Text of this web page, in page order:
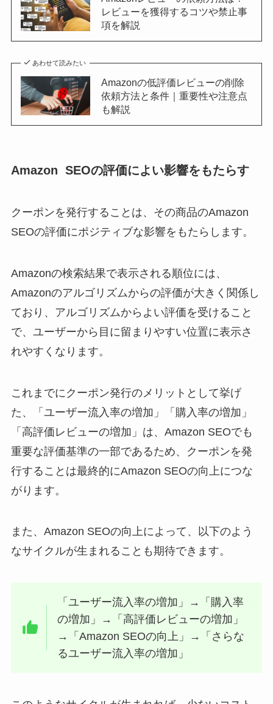
レビューを獲得するコツや禁止事
項を解説
あわせて読みたい
Amazonの低評価レビューの削除
依頼方法と条件｜重要性や注意点
も解説
Amazon SEOの評価によい影響をもたらす
クーポンを発行することは、その商品のAmazon
SEOの評価にポジティブな影響をもたらします。
Amazonの検索結果で表示される順位には、
Amazonのアルゴリズムからの評価が大きく関係し
ており、アルゴリズムからよい評価を受けること
で、ユーザーから目に留まりやすい位置に表示さ
れやすくなります。
これまでにクーポン発行のメリットとして挙げ
た、「ユーザー流入率の増加」「購入率の増加」
「高評価レビューの増加」は、Amazon SEOでも
重要な評価基準の一部であるため、クーポンを発
行することは最終的にAmazon SEOの向上につな
がります。
また、Amazon SEOの向上によって、以下のよう
なサイクルが生まれることも期待できます。
「ユーザー流入率の増加」→「購入率
の増加」→「高評価レビューの増加」
→「Amazon SEOの向上」→「さらな
るユーザー流入率の増加」